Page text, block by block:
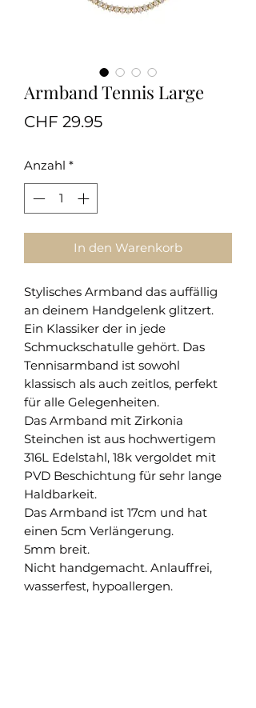
Armband Tennis Large
CHF 29.95Preis
Anzahl *
In den Warenkorb
Stylisches Armband das auffällig
an deinem Handgelenk glitzert.
Ein Klassiker der in jede
Schmuckschatulle gehört. Das
Tennisarmband ist sowohl
klassisch als auch zeitlos, perfekt
für alle Gelegenheiten.
Das Armband mit Zirkonia
Steinchen ist aus hochwertigem
316L Edelstahl, 18k vergoldet mit
PVD Beschichtung für sehr lange
Haldbarkeit.
Das Armband ist 17cm und hat
einen 5cm Verlängerung.
5mm breit.
Nicht handgemacht. Anlauffrei,
wasserfest, hypoallergen.